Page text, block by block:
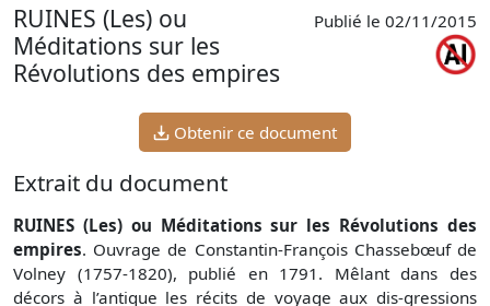
RUINES (Les) ou
Méditations sur les
Révolutions des empires
Publié le 02/11/2015
Obtenir ce document
Extrait du document
RUINES (Les) ou Méditations sur les Révolutions des
empires. Ouvrage de Constantin-François Chassebœuf de
Volney (1757-1820), publié en 1791. Mêlant dans des
décors à l’antique les récits de voyage aux dis-gressions